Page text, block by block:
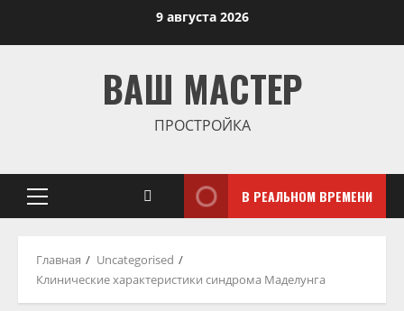
9 августа 2026
ВАШ МАСТЕР
ПРОСТРОЙКА
Основное
В РЕАЛЬНОМ ВРЕМЕНИ
Главная
Uncategorised
Клинические характеристики синдрома Маделунга